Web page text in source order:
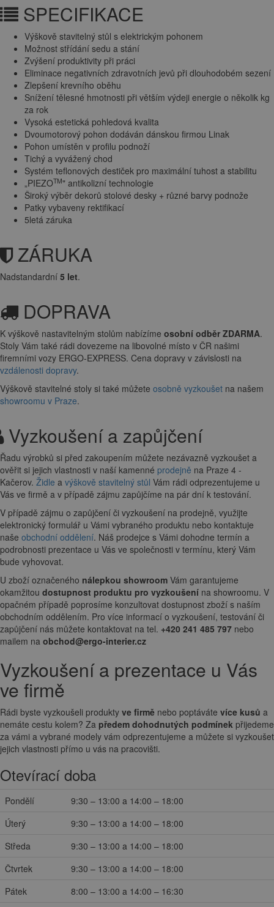
SPECIFIKACE
Výškově stavitelný stůl s elektrickým pohonem
Možnost střídání sedu a stání
Zvýšení produktivity při práci
Eliminace negativních zdravotních jevů při dlouhodobém sezení
Zlepšení krevního oběhu
Snížení tělesné hmotnosti při větším výdeji energie o několik kg
za rok
Vysoká estetická pohledová kvalita
Dvoumotorový pohon dodáván dánskou firmou Linak
Pohon umístěn v profilu podnoží
Tichý a vyvážený chod
Systém teflonových destiček pro maximální tuhost a stabilitu
„PIEZOTM" antikolizní technologie
Široký výběr dekorů stolové desky + různé barvy podnože
Patky vybaveny rektifikací
5letá záruka
ZÁRUKA
Nadstandardní 5 let.
DOPRAVA
K výškově nastavitelným stolům nabízíme osobní odběr ZDARMA.
Stoly Vám také rádi dovezeme na libovolné místo v ČR našimi
firemními vozy ERGO-EXPRESS. Cena dopravy v závislosti na
vzdálenosti dopravy.
Výškově stavitelné stoly si také můžete osobně vyzkoušet na našem
showroomu v Praze.
Vyzkoušení a zapůjčení
Řadu výrobků si před zakoupením můžete nezávazně vyzkoušet a
ověřit si jejich vlastnosti v naší kamenné prodejně na Praze 4 -
Kačerov. Židle a výškově stavitelný stůl Vám rádi odprezentujeme u
Vás ve firmě a v případě zájmu zapůjčíme na pár dní k testování.
V případě zájmu o zapůjčení či vyzkoušení na prodejně, využijte
elektronický formulář u Vámi vybraného produktu nebo kontaktuje
naše obchodní oddělení. Náš prodejce s Vámi dohodne termín a
podrobnosti prezentace u Vás ve společnosti v termínu, který Vám
bude vyhovovat.
U zboží označeného nálepkou showroom Vám garantujeme
okamžitou dostupnost produktu pro vyzkoušení na showroomu. V
opačném případě poprosíme konzultovat dostupnost zboží s naším
obchodním oddělením. Pro více informací o vyzkoušení, testování či
zapůjčení nás můžete kontaktovat na tel. +420 241 485 797 nebo
mailem na obchod@ergo-interier.cz
Vyzkoušení a prezentace u Vás
ve firmě
Rádi byste vyzkoušeli produkty ve firmě nebo poptáváte více kusů a
nemáte cestu kolem? Za předem dohodnutých podmínek přijedeme
za vámi a vybrané modely vám odprezentujeme a můžete si vyzkoušet
jejich vlastnosti přímo u vás na pracovišti.
Otevírací doba
Pondělí
9:30 – 13:00 a 14:00 – 18:00
Úterý
9:30 – 13:00 a 14:00 – 18:00
Středa
9:30 – 13:00 a 14:00 – 18:00
Čtvrtek
9:30 – 13:00 a 14:00 – 18:00
Pátek
8:00 – 13:00 a 14:00 – 16:30